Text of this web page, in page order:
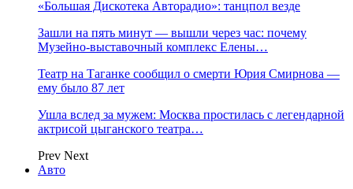
«Большая Дискотека Авторадио»: танцпол везде
Зашли на пять минут — вышли через час: почему
Музейно-выставочный комплекс Елены…
Театр на Таганке сообщил о смерти Юрия Смирнова —
ему было 87 лет
Ушла вслед за мужем: Москва простилась с легендарной
актрисой цыганского театра…
Prev Next
Авто